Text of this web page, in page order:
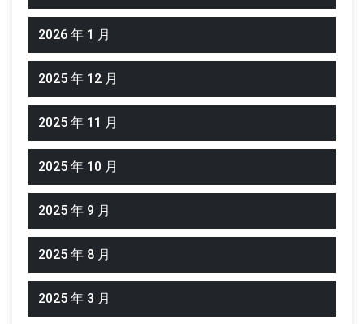
2026 年 1 月
2025 年 12 月
2025 年 11 月
2025 年 10 月
2025 年 9 月
2025 年 8 月
2025 年 3 月